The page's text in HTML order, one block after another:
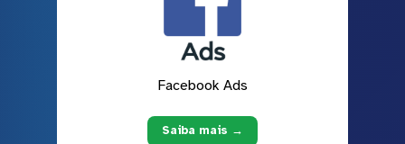
Facebook Ads
Saiba mais →